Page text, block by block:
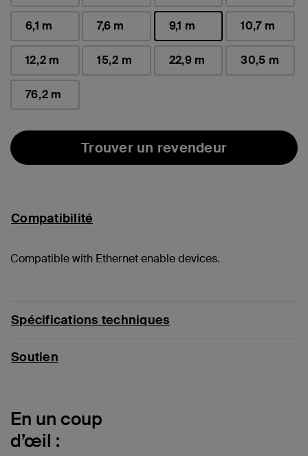
6,1 m 7,6 m
9,1 m
sélectionné(s)
10,7 m
12,2 m 15,2 m 22,9 m 30,5 m
76,2 m
Trouver un revendeur
Compatibilité
Compatible with Ethernet enable devices.
Spécifications techniques
Soutien
En un coup
d’œil :